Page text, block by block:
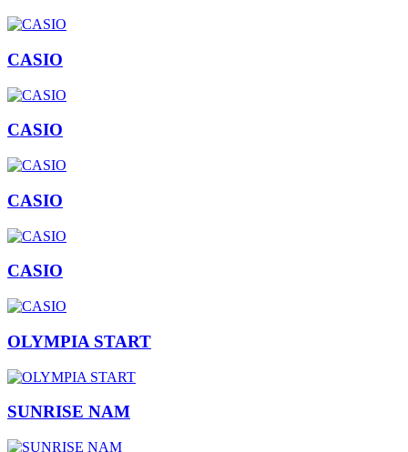
CASIO
CASIO
CASIO
CASIO
OLYMPIA START
SUNRISE NAM